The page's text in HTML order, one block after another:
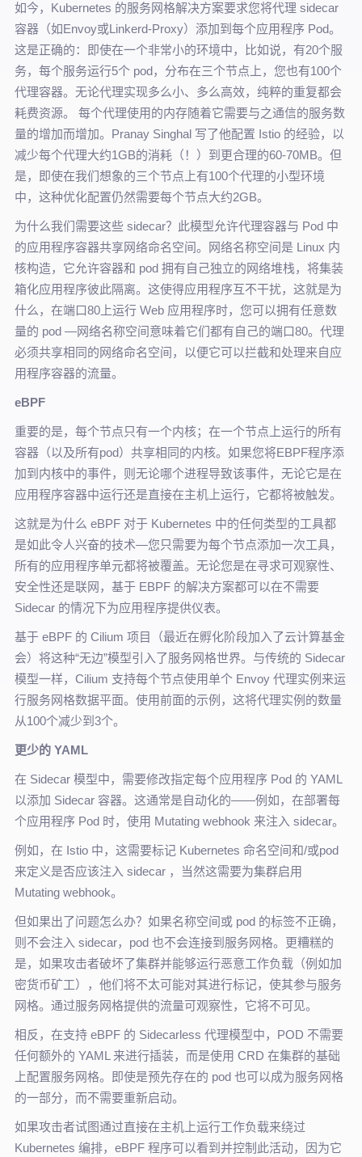
如今，Kubernetes 的服务网格解决方案要求您将代理 sidecar
容器（如Envoy或Linkerd-Proxy）添加到每个应用程序 Pod。
这是正确的：即使在一个非常小的环境中，比如说，有20个服
务，每个服务运行5个 pod，分布在三个节点上，您也有100个
代理容器。无论代理实现多么小、多么高效，纯粹的重复都会
耗费资源。 每个代理使用的内存随着它需要与之通信的服务数
量的增加而增加。Pranay Singhal 写了他配置 Istio 的经验，以
减少每个代理大约1GB的消耗（！）到更合理的60-70MB。但
是，即使在我们想象的三个节点上有100个代理的小型环境
中，这种优化配置仍然需要每个节点大约2GB。
为什么我们需要这些 sidecar？此模型允许代理容器与 Pod 中
的应用程序容器共享网络命名空间。网络名称空间是 Linux 内
核构造，它允许容器和 pod 拥有自己独立的网络堆栈，将集装
箱化应用程序彼此隔离。这使得应用程序互不干扰，这就是为
什么，在端口80上运行 Web 应用程序时，您可以拥有任意数
量的 pod —网络名称空间意味着它们都有自己的端口80。代理
必须共享相同的网络命名空间，以便它可以拦截和处理来自应
用程序容器的流量。
eBPF
重要的是，每个节点只有一个内核；在一个节点上运行的所有
容器（以及所有pod）共享相同的内核。如果您将EBPF程序添
加到内核中的事件，则无论哪个进程导致该事件，无论它是在
应用程序容器中运行还是直接在主机上运行，它都将被触发。
这就是为什么 eBPF 对于 Kubernetes 中的任何类型的工具都
是如此令人兴奋的技术—您只需要为每个节点添加一次工具，
所有的应用程序单元都将被覆盖。无论您是在寻求可观察性、
安全性还是联网，基于 EBPF 的解决方案都可以在不需要
Sidecar 的情况下为应用程序提供仪表。
基于 eBPF 的 Cilium 项目（最近在孵化阶段加入了云计算基金
会）将这种“无边”模型引入了服务网格世界。与传统的 Sidecar
模型一样，Cilium 支持每个节点使用单个 Envoy 代理实例来运
行服务网格数据平面。使用前面的示例，这将代理实例的数量
从100个减少到3个。
更少的 YAML
在 Sidecar 模型中，需要修改指定每个应用程序 Pod 的 YAML
以添加 Sidecar 容器。这通常是自动化的——例如，在部署每
个应用程序 Pod 时，使用 Mutating webhook 来注入 sidecar。
例如，在 Istio 中，这需要标记 Kubernetes 命名空间和/或pod
来定义是否应该注入 sidecar ，当然这需要为集群启用
Mutating webhook。
但如果出了问题怎么办？如果名称空间或 pod 的标签不正确，
则不会注入 sidecar，pod 也不会连接到服务网格。更糟糕的
是，如果攻击者破坏了集群并能够运行恶意工作负载（例如加
密货币矿工），他们将不太可能对其进行标记，使其参与服务
网格。通过服务网格提供的流量可观察性，它将不可见。
相反，在支持 eBPF 的 Sidecarless 代理模型中，POD 不需要
任何额外的 YAML 来进行插装，而是使用 CRD 在集群的基础
上配置服务网格。即使是预先存在的 pod 也可以成为服务网格
的一部分，而不需要重新启动。
如果攻击者试图通过直接在主机上运行工作负载来绕过
Kubernetes 编排，eBPF 程序可以看到并控制此活动，因为它